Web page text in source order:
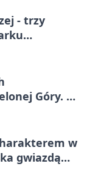
- trzy
Góry. To
w
gwiazdą